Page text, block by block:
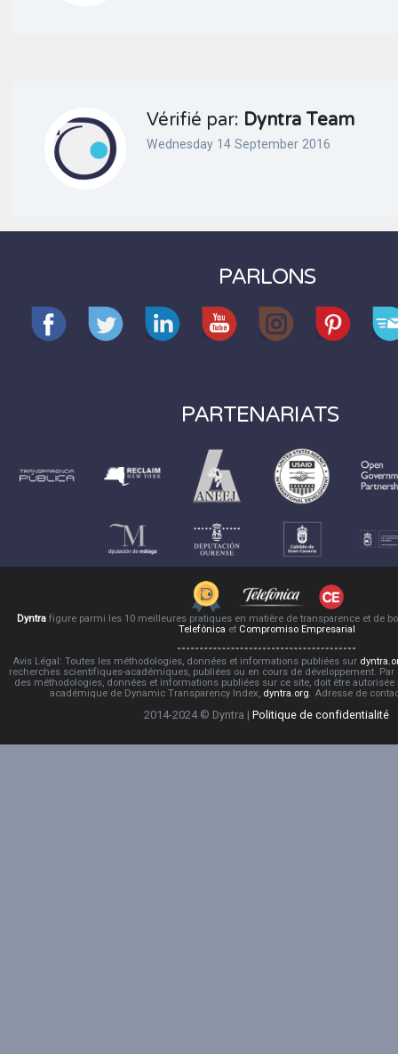
Vérifié par: Dyntra Team
Wednesday 14 September 2016
PARLONS
PARTENARIATS
Dyntra figure parmi les 10 meilleures pratiques en matière de transparence et de
Telefónica et Compromiso Empresarial
Avis Légal: Toutes les méthodologies, données et informations publiées sur
recherches scientifiques-académiques, publiées ou en cours de développement.
des méthodologies, données et informations publiées sur ce site, doit être
académique de Dynamic Transparency Index, dyntra.org. Adresse de
2014-2024 © Dyntra | Politique de confidentialité